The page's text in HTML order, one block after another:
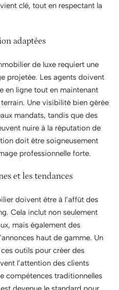
clé, tout en respectant la
adaptées
de luxe requiert une
projetée. Les agents doivent
en ligne tout en maintenant
Une visibilité bien gérée
mandats, tandis que des
nuire à la réputation de
doit être soigneusement
professionnelle forte.
et les tendances
doivent être à l’affût des
Cela inclut non seulement
mais également des
haut de gamme. Un
outils pour créer des
l’attention des clients
compétences traditionnelles